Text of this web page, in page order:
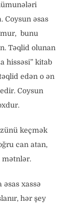
Coysun əsas
bunu
Təqlid olunan
hissəsi” kitab
edən o ən
Coysun
keçmək
can atan,
mətnlər.
əsas xassə
hər şey